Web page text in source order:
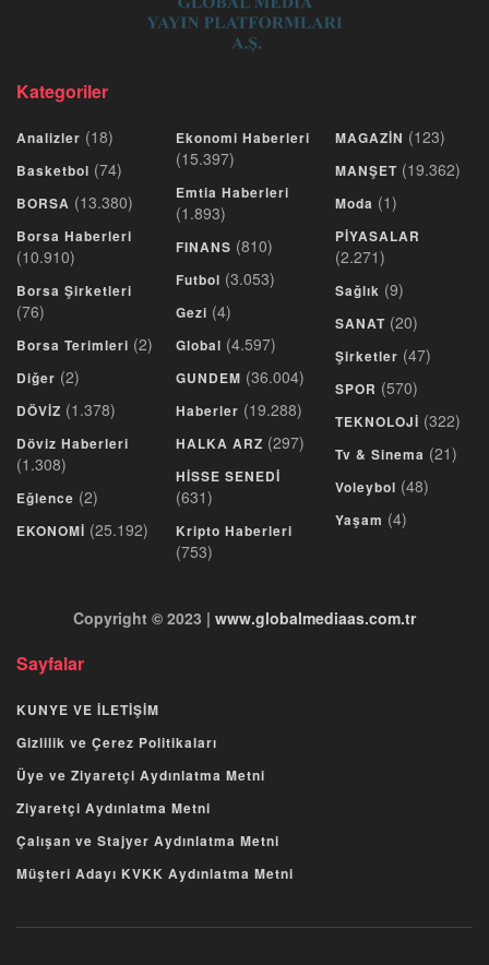
Kategoriler
Analizler (18)
Basketbol (74)
BORSA (13.380)
Borsa Haberleri
(10.910)
Borsa Şirketleri
(76)
Borsa Terimleri (2)
Diğer (2)
DÖVİZ (1.378)
Döviz Haberleri
(1.308)
Eğlence (2)
EKONOMİ (25.192)
Ekonomi Haberleri
(15.397)
Emtia Haberleri
(1.893)
FINANS (810)
Futbol (3.053)
Gezi (4)
Global (4.597)
GUNDEM (36.004)
Haberler (19.288)
HALKA ARZ (297)
HİSSE SENEDİ
(631)
Kripto Haberleri
(753)
MAGAZİN (123)
MANŞET (19.362)
Moda (1)
PİYASALAR
(2.271)
Sağlık (9)
SANAT (20)
Şirketler (47)
SPOR (570)
TEKNOLOJİ (322)
Tv & Sinema (21)
Voleybol (48)
Yaşam (4)
Copyright © 2023 | www.globalmediaas.com.tr
Sayfalar
KUNYE VE İLETİŞİM
Gizlilik ve Çerez Politikaları
Üye ve Ziyaretçi Aydınlatma Metni
Ziyaretçi Aydınlatma Metni
Çalışan ve Stajyer Aydınlatma Metni
Müşteri Adayı KVKK Aydınlatma Metni